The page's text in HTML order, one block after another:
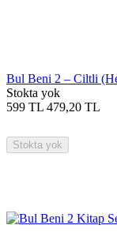
Bul Beni 2 – Ciltli
Stokta yok
599 TL 479,20 TL
Stokta yok